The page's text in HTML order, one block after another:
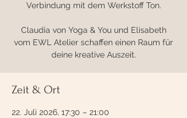
Verbindung mit dem Werkstoff Ton.
Claudia von Yoga & You und Elisabeth
vom EWL Atelier schaffen einen Raum für
deine kreative Auszeit.
Zeit & Ort
22. Juli 2026, 17:30 – 21:00